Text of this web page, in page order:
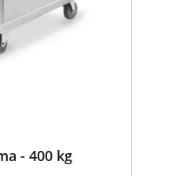
- 400 kg